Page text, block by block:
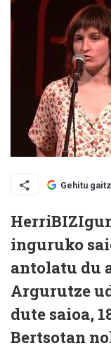
Gehitu
inguruko
antolatu du
Argurutze
dute saioa,
Bertsotan